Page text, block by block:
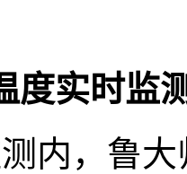
度实时监
内，鲁